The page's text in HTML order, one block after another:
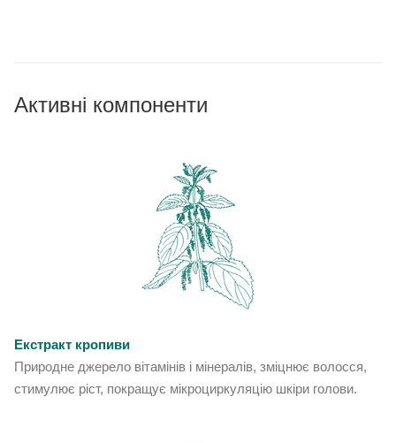
Активні компоненти
Екстракт кропиви
Природне джерело вітамінів і мінералів, зміцнює волосся,
стимулює ріст, покращує мікроциркуляцію шкіри голови.